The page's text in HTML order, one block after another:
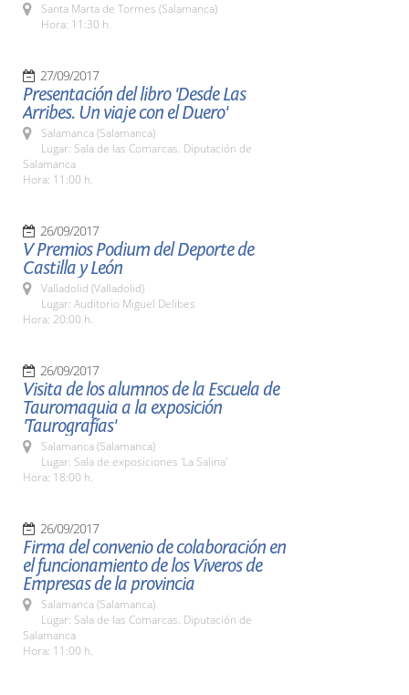
Santa Marta de Tormes (Salamanca)
Hora: 11:30 h.
27/09/2017
Presentación del libro 'Desde Las
Arribes. Un viaje con el Duero'
Salamanca (Salamanca)
Lugar: Sala de las Comarcas. Diputación de
Salamanca
Hora: 11:00 h.
26/09/2017
V Premios Podium del Deporte de
Castilla y León
Valladolid (Valladolid)
Lugar: Auditorio Miguel Delibes
Hora: 20:00 h.
26/09/2017
Visita de los alumnos de la Escuela de
Tauromaquia a la exposición
'Taurografías'
Salamanca (Salamanca)
Lugar: Sala de exposiciones 'La Salina'
Hora: 18:00 h.
26/09/2017
Firma del convenio de colaboración en
el funcionamiento de los Viveros de
Empresas de la provincia
Salamanca (Salamanca)
Lugar: Sala de las Comarcas. Diputación de
Salamanca
Hora: 11:00 h.